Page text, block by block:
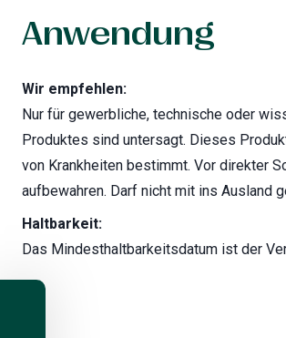
Anwendung
Wir empfehlen:
Nur für gewerbliche, technische oder
Produktes sind untersagt. Dieses
von Krankheiten bestimmt. Vor direkter
aufbewahren. Darf nicht mit ins Ausland
Haltbarkeit:
Das Mindesthaltbarkeitsdatum ist der